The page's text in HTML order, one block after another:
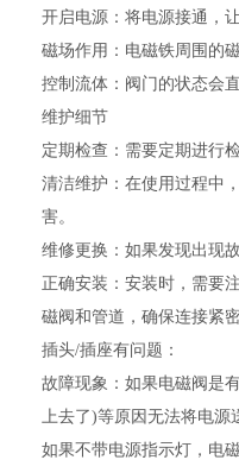
开启电源：将电源接通，
磁场作用：电磁铁周围的
控制流体：阀门的状态会
维护细节
定期检查：需要定期进行
清洁维护：在使用过程中
害。
维修更换：如果发现出现
正确安装：安装时，需要
磁阀和管道，确保连接紧
插头/插座有问题：
故障现象：如果电磁阀是
上去了)等原因无法将电源
如果不带电源指示灯，电